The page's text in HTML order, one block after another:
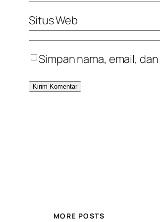
Situs Web
Simpan nama, email,
MORE POSTS